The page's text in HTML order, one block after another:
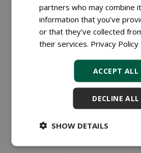
Kwekerij
de machine
14-11-2022 261
Gebr.
elektrische
16-09-2022
partners who may combine
information that you’ve
or that they’ve collected
their services. Privacy Policy
ACCEPT ALL
DECLINE ALL
SHOW DETAILS